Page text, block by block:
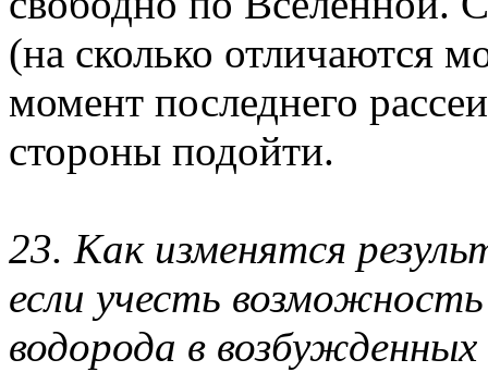
(на сколько отличаются
момент последнего
стороны подойти.
23. Как изменятся
если учесть
водорода в